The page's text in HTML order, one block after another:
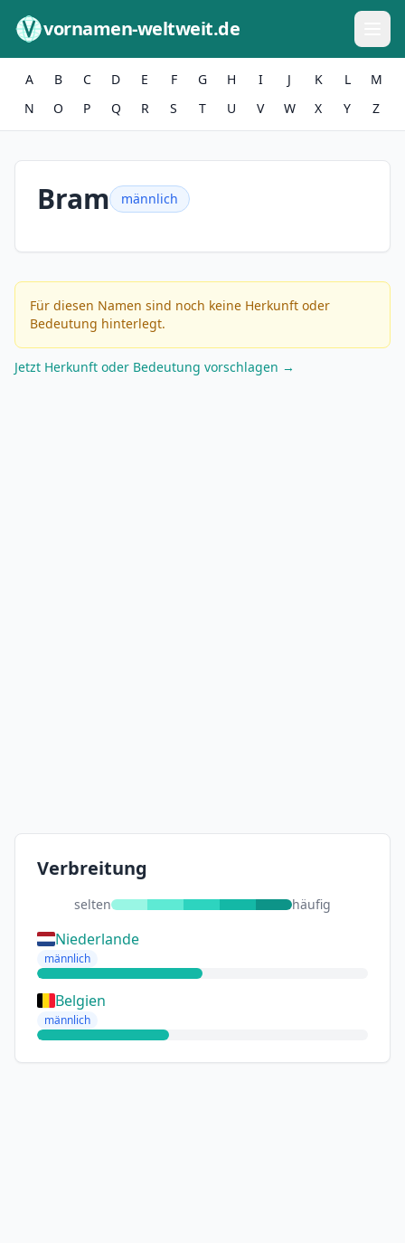
vornamen-weltweit.de
A B C D E F G H I J K L
M
N
O P Q R S T U V W X Y Z
Bram männlich
Für diesen Namen sind noch keine Herkunft oder
Bedeutung hinterlegt.
Jetzt Herkunft oder Bedeutung vorschlagen →
Verbreitung
selten häufig
Niederlande
männlich
Belgien
männlich